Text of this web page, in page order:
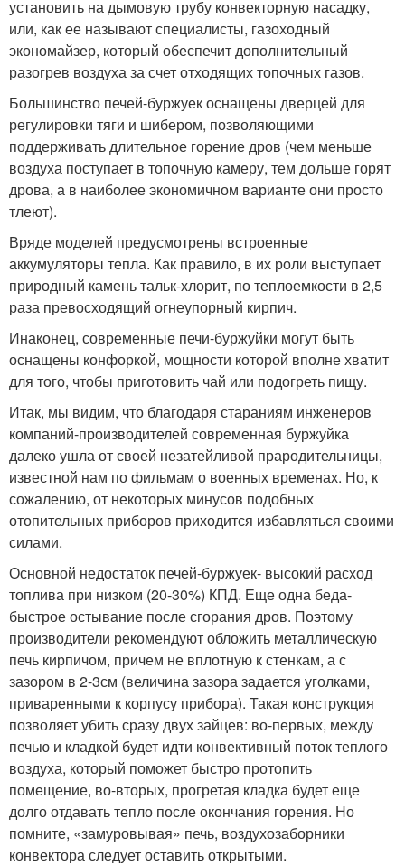
установить на дымовую трубу конвекторную насадку,
или, как ее называют специалисты, газоходный
экономайзер, который обеспечит дополнительный
разогрев воздуха за счет отходящих топочных газов.
Большинство печей-буржуек оснащены дверцей для
регулировки тяги и шибером, позволяющими
поддерживать длительное горение дров (чем меньше
воздуха поступает в топочную камеру, тем дольше горят
дрова, а в наиболее экономичном варианте они просто
тлеют).
Вряде моделей предусмотрены встроенные
аккумуляторы тепла. Как правило, в их роли выступает
природный камень тальк-хлорит, по теплоемкости в 2,5
раза превосходящий огнеупорный кирпич.
Инаконец, современные печи-буржуйки могут быть
оснащены конфоркой, мощности которой вполне хватит
для того, чтобы приготовить чай или подогреть пищу.
Итак, мы видим, что благодаря стараниям инженеров
компаний-производителей современная буржуйка
далеко ушла от своей незатейливой прародительницы,
известной нам по фильмам о военных временах. Но, к
сожалению, от некоторых минусов подобных
отопительных приборов приходится избавляться своими
силами.
Основной недостаток печей-буржуек- высокий расход
топлива при низком (20-30%) КПД. Еще одна беда-
быстрое остывание после сгорания дров. Поэтому
производители рекомендуют обложить металлическую
печь кирпичом, причем не вплотную к стенкам, а с
зазором в 2-3см (величина зазора задается уголками,
приваренными к корпусу прибора). Такая конструкция
позволяет убить сразу двух зайцев: во-первых, между
печью и кладкой будет идти конвективный поток теплого
воздуха, который поможет быстро протопить
помещение, во-вторых, прогретая кладка будет еще
долго отдавать тепло после окончания горения. Но
помните, «замуровывая» печь, воздухозаборники
конвектора следует оставить открытыми.